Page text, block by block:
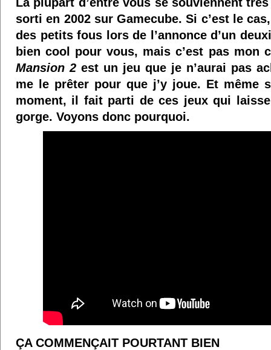
sorti en 2002 sur Gamecube. Si c’est le
des petits fous lors de l’annonce d’un
bien cool pour vous, mais c’est pas mon
Mansion 2 est un jeu que je n’aurai pas
me le prêter pour que j’y joue. Et même
moment, il fait parti de ces jeux qui
gorge. Voyons donc pourquoi.
ÇA COMMENÇAIT POURTANT BIEN